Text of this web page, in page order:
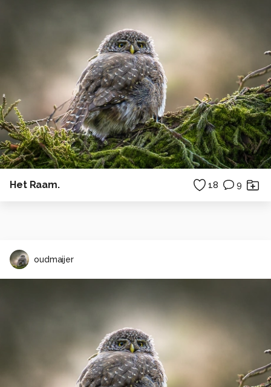
Het Raam. 18 9
oudmaijer